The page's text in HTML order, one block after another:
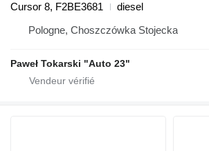
Cursor 8, F2BE3681
diesel
Pologne, Choszczówka Stojecka
Paweł Tokarski "Auto 23"